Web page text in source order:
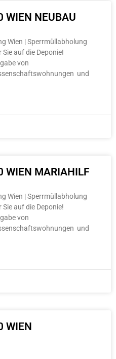
NEUBAU
Wien | Sperrmüllabholung
auf die Deponie!
von
und
MARIAHILF
Wien | Sperrmüllabholung
auf die Deponie!
von
und
WIEN